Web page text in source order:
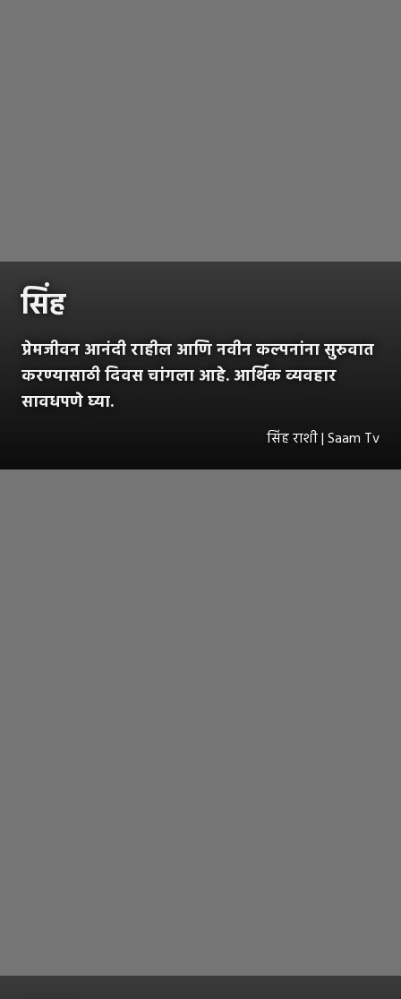
सिंह
प्रेमजीवन आनंदी राहील आणि नवीन कल्पनांना सुरुवात
करण्यासाठी दिवस चांगला आहे. आर्थिक व्यवहार
सावधपणे घ्या.
सिंह राशी | Saam Tv